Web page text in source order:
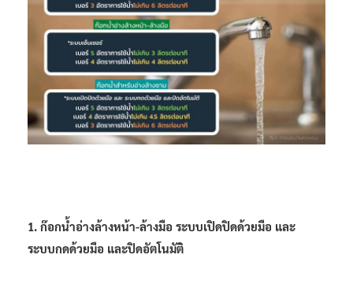
1. ก๊อกน้ำอ่างล้างหน้า-ล้างมือ ระบบเปิดปิดด้วยมือ และ
ระบบกดด้วยมือ และปิดอัตโนมัติ